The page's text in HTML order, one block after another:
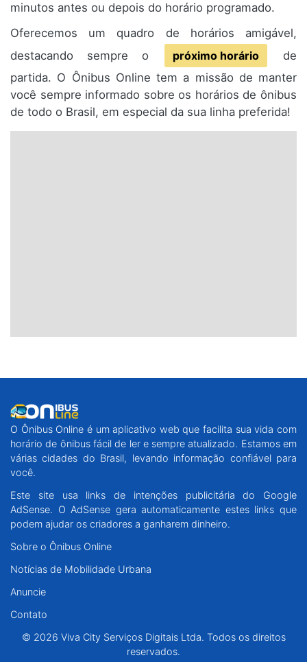
minutos antes ou depois do horário programado.
Oferecemos um quadro de horários amigável,
destacando sempre o
próximo horário
de
partida. O Ônibus Online tem a missão de manter
você sempre informado sobre os horários de ônibus
de todo o Brasil, em especial da sua linha preferida!
O Ônibus Online é um aplicativo web que facilita sua vida com
horário de ônibus fácil de ler e sempre atualizado. Estamos em
várias cidades do Brasil, levando informação confiável para
você.
Este site usa links de intenções publicitária do Google
AdSense. O AdSense gera automaticamente estes links que
podem ajudar os criadores a ganharem dinheiro.
Sobre o Ônibus Online
Notícias de Mobilidade Urbana
Anuncie
Contato
© 2026 Viva City Serviços Digitais Ltda. Todos os direitos
reservados.